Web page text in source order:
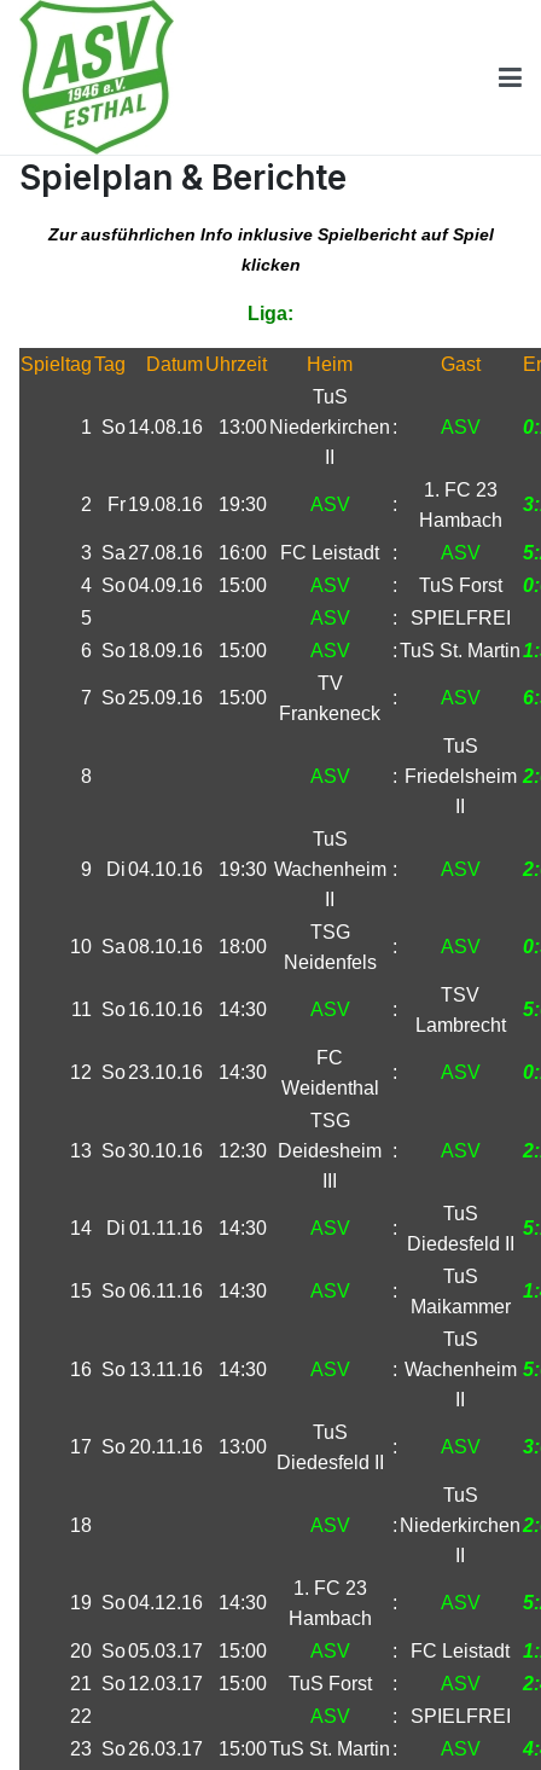
Spielplan & Berichte
Zur ausführlichen Info inklusive Spielbericht auf Spiel
klicken
Liga:
SpieltagTag DatumUhrzeit Heim Gast
1 So14.08.16 13:00
TuS
Niederkirchen : ASV
2 Fr19.08.16 19:30 ASV :
1. FC 23
Hambach
3 Sa 27.08.16 16:00 FC Leistadt : ASV
4 So04.09.16 15:00 ASV : TuS Forst
5
ASV :
SPIELFREI
6 So18.09.16 15:00 ASV :TuS St. Martin
7 So25.09.16 15:00
TV
Frankeneck
: ASV
8 ASV :
TuS
Friedelsheim
9 Di04.10.16 19:30
TuS
Wachenheim : ASV
10 Sa08.10.16 18:00
TSG
Neidenfels
: ASV
11 So16.10.16 14:30 ASV :
TSV
Lambrecht
12 So23.10.16 14:30
FC
Weidenthal
: ASV
13 So30.10.16 12:30
TSG
Deidesheim : ASV
14 Di 01.11.16 14:30 ASV :
TuS
Diedesfeld II
15 So06.11.16 14:30 ASV :
TuS
Maikammer
16 So 13.11.16 14:30 ASV :
TuS
Wachenheim
17 So 20.11.16 13:00
TuS
Diedesfeld II
: ASV
18 ASV :
TuS
Niederkirchen
19 So04.12.16 14:30
1. FC 23
Hambach
: ASV 5
20 So05.03.17 15:00 ASV : FC Leistadt
21 So12.03.17 15:00 TuS Forst : ASV
22
ASV :
SPIELFREI
23 So26.03.17 15:00TuS St. Martin : ASV